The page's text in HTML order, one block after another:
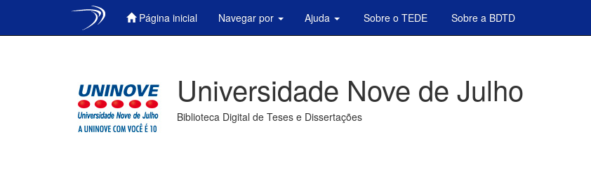
Página inicial Navegar por Ajuda Sobre o TEDE Sobre a BDTD
Universidade Nove de Julho
Biblioteca Digital de Teses e Dissertações